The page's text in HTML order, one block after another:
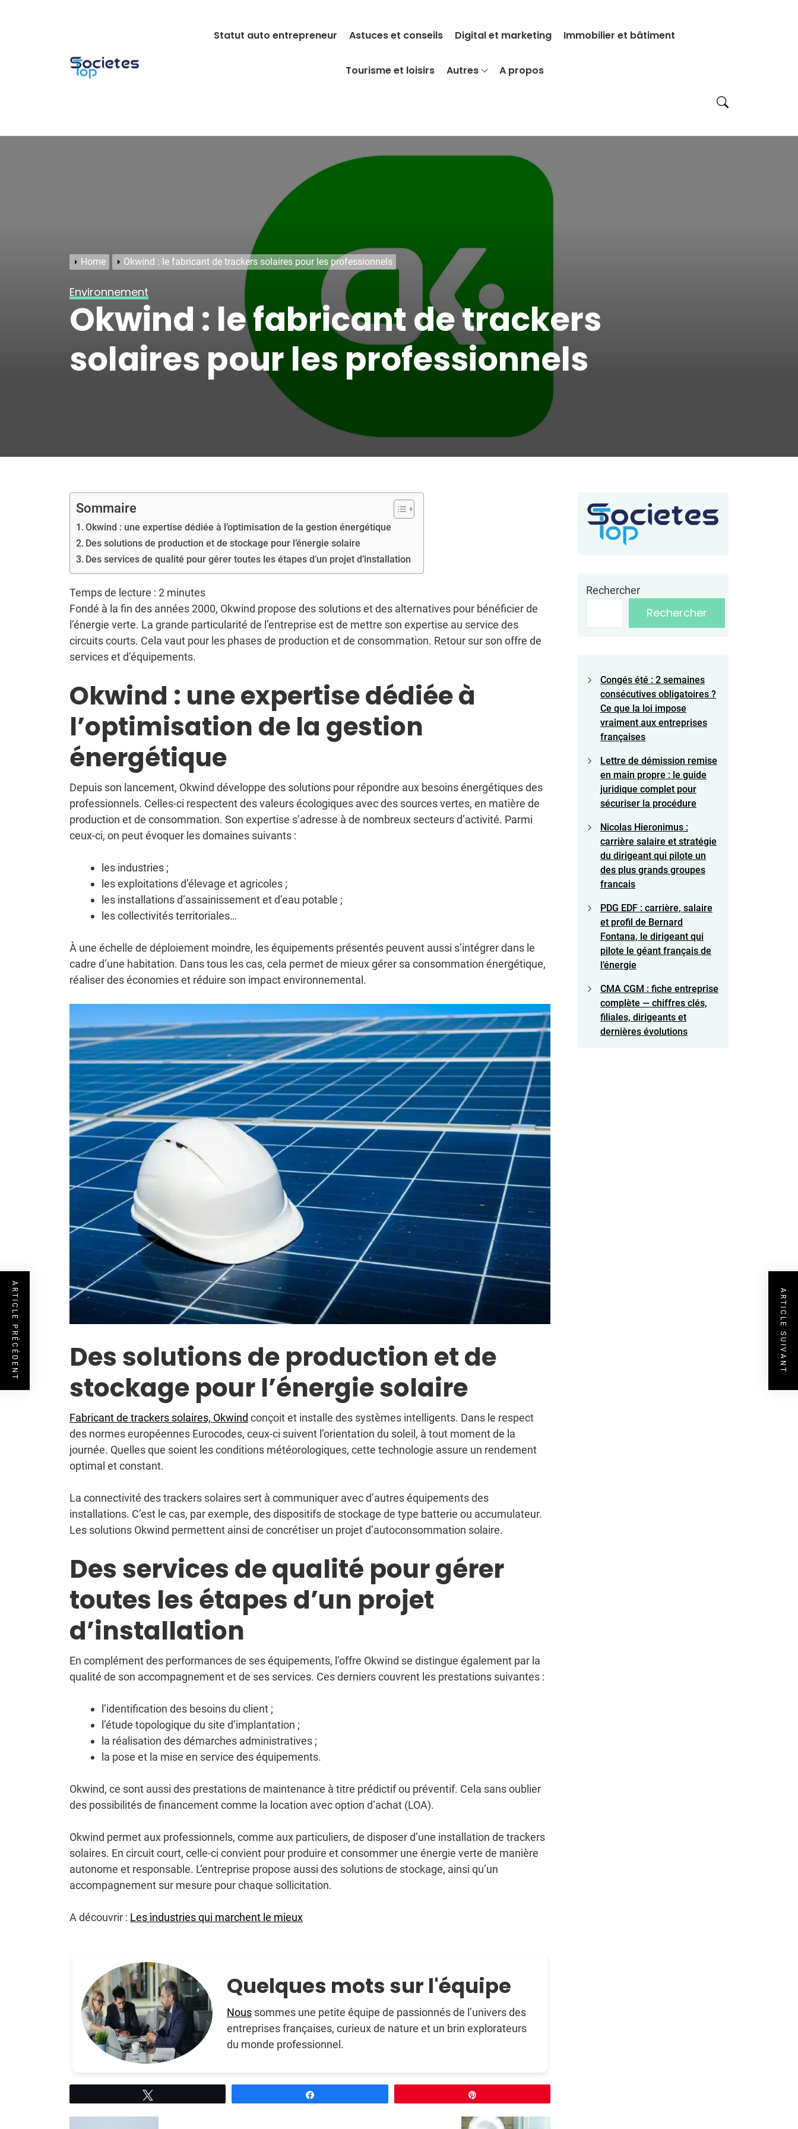
Statut auto entrepreneur Astuces et conseils Digital et marketing Immobilier et bâtiment
Tourisme et loisirs Autres A propos
Home Okwind : le fabricant de trackers solaires pour les professionnels
Environnement
Okwind : le fabricant de trackers
solaires pour les professionnels
Sommaire
Okwind : une expertise dédiée à l’optimisation de la gestion énergétique
Des solutions de production et de stockage pour l’énergie solaire
Des services de qualité pour gérer toutes les étapes d’un projet d’installation
Temps de lecture : 2 minutes
Fondé à la fin des années 2000, Okwind propose des solutions et des alternatives pour bénéficier de
l’énergie verte. La grande particularité de l’entreprise est de mettre son expertise au service des
circuits courts. Cela vaut pour les phases de production et de consommation. Retour sur son offre de
services et d’équipements.
Okwind : une expertise dédiée à
l’optimisation de la gestion
énergétique
Depuis son lancement, Okwind développe des solutions pour répondre aux besoins énergétiques des
professionnels. Celles-ci respectent des valeurs écologiques avec des sources vertes, en matière de
production et de consommation. Son expertise s’adresse à de nombreux secteurs d’activité. Parmi
ceux-ci, on peut évoquer les domaines suivants :
les industries ;
les exploitations d’élevage et agricoles ;
les installations d’assainissement et d’eau potable ;
les collectivités territoriales…
À une échelle de déploiement moindre, les équipements présentés peuvent aussi s’intégrer dans le
cadre d’une habitation. Dans tous les cas, cela permet de mieux gérer sa consommation énergétique,
réaliser des économies et réduire son impact environnemental.
Des solutions de production et de
stockage pour l’énergie solaire
Fabricant de trackers solaires, Okwind conçoit et installe des systèmes intelligents. Dans le respect
des normes européennes Eurocodes, ceux-ci suivent l’orientation du soleil, à tout moment de la
journée. Quelles que soient les conditions météorologiques, cette technologie assure un rendement
optimal et constant.
La connectivité des trackers solaires sert à communiquer avec d’autres équipements des
installations. C’est le cas, par exemple, des dispositifs de stockage de type batterie ou accumulateur.
Les solutions Okwind permettent ainsi de concrétiser un projet d’autoconsommation solaire.
Des services de qualité pour gérer
toutes les étapes d’un projet
d’installation
En complément des performances de ses équipements, l’offre Okwind se distingue également par la
qualité de son accompagnement et de ses services. Ces derniers couvrent les prestations suivantes :
l’identification des besoins du client ;
l’étude topologique du site d’implantation ;
la réalisation des démarches administratives ;
la pose et la mise en service des équipements.
Okwind, ce sont aussi des prestations de maintenance à titre prédictif ou préventif. Cela sans oublier
des possibilités de financement comme la location avec option d’achat (LOA).
Okwind permet aux professionnels, comme aux particuliers, de disposer d’une installation de trackers
solaires. En circuit court, celle-ci convient pour produire et consommer une énergie verte de manière
autonome et responsable. L’entreprise propose aussi des solutions de stockage, ainsi qu’un
accompagnement sur mesure pour chaque sollicitation.
A découvrir : Les industries qui marchent le mieux
Quelques mots sur l'équipe
Nous sommes une petite équipe de passionnés de l’univers des
entreprises françaises, curieux de nature et un brin explorateurs
du monde professionnel.
ARTICLE PRÉCÉDENT ARTICLE SUIVANT
Rechercher
Rechercher
Congés été : 2 semaines
consécutives obligatoires ?
Ce que la loi impose
vraiment aux entreprises
françaises
Lettre de démission remise
en main propre : le guide
juridique complet pour
sécuriser la procédure
Nicolas Hieronimus :
carrière salaire et stratégie
du dirigeant qui pilote un
des plus grands groupes
francais
PDG EDF : carrière, salaire
et profil de Bernard
Fontana, le dirigeant qui
pilote le géant français de
l’énergie
CMA CGM : fiche entreprise
complète — chiffres clés,
filiales, dirigeants et
dernières évolutions